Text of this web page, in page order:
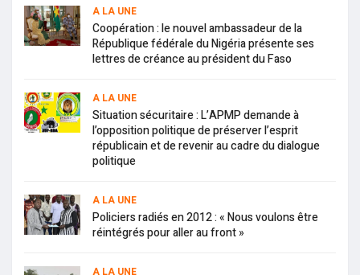
A LA UNE
Coopération : le nouvel ambassadeur de la
République fédérale du Nigéria présente ses
lettres de créance au président du Faso
A LA UNE
Situation sécuritaire : L’APMP demande à
l’opposition politique de préserver l’esprit
républicain et de revenir au cadre du dialogue
politique
A LA UNE
Policiers radiés en 2012 : « Nous voulons être
réintégrés pour aller au front »
A LA UNE